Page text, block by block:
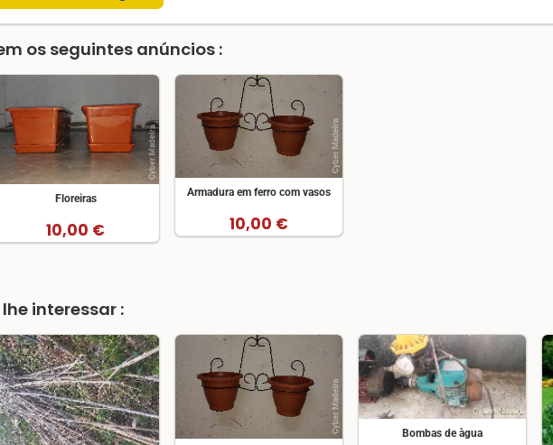
os seguintes anúncios :
Floreiras
10,00 €
Armadura em ferro com vasos
10,00 €
interessar :
Bombas de àgua